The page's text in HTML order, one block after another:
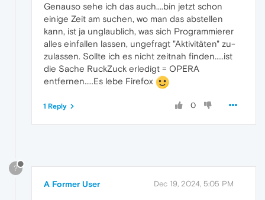
Genauso sehe ich das auch....bin jetzt schon
einige Zeit am suchen, wo man das abstellen
kann, ist ja unglaublich, was sich Programmierer
alles einfallen lassen, ungefragt "Aktivitäten" zu-
zulassen. Sollte ich es nicht zeitnah finden.....ist
die Sache RuckZuck erledigt = OPERA
entfernen.....Es lebe Firefox
0
1 Reply
?
A Former User Dec 19, 2024, 5:05 PM